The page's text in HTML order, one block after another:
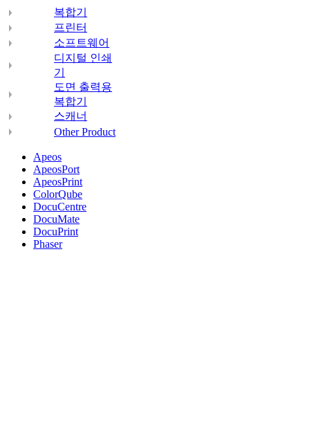
복합기
프린터
소프트웨어
디지털 인쇄
기
도면 출력용
복합기
스캐너
Other Product
Apeos
ApeosPort
ApeosPrint
ColorQube
DocuCentre
DocuMate
DocuPrint
Phaser